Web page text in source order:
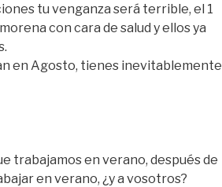
tu venganza será terrible, el 1
con cara de salud y ellos ya
en Agosto, tienes inevitablemente
trabajamos en verano, después de
en verano, ¿y a vosotros?